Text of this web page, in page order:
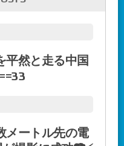
平然と走る中国
メートル先の電